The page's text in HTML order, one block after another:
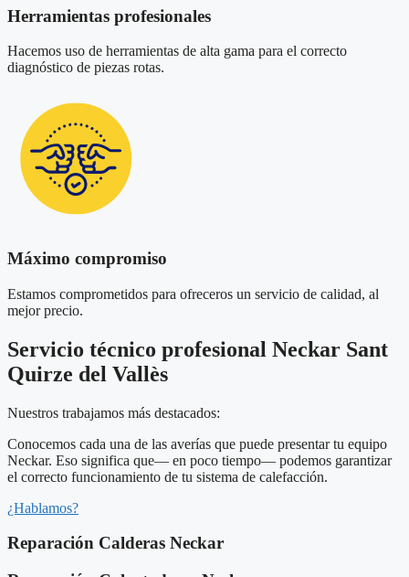
Herramientas profesionales
Hacemos uso de herramientas de alta gama para el correcto
diagnóstico de piezas rotas.
Máximo compromiso
Estamos comprometidos para ofreceros un servicio de calidad, al
mejor precio.
Servicio técnico profesional Neckar Sant
Quirze del Vallès
Nuestros trabajamos más destacados:
Conocemos cada una de las averías que puede presentar tu equipo
Neckar. Eso significa que— en poco tiempo— podemos garantizar
el correcto funcionamiento de tu sistema de calefacción.
¿Hablamos?
Reparación Calderas Neckar